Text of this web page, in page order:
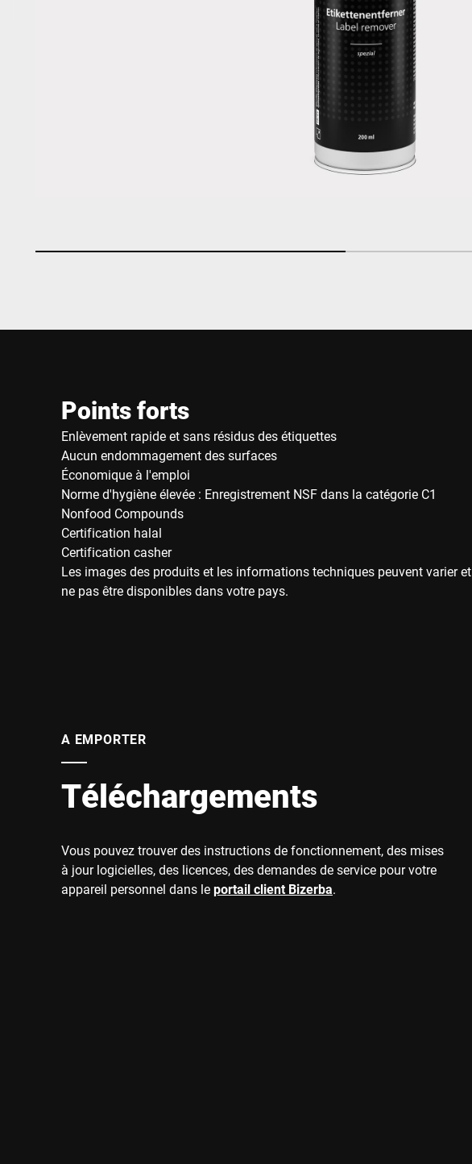
Points forts
Enlèvement rapide et sans résidus des étiquettes
Aucun endommagement des surfaces
Économique à l'emploi
Norme d'hygiène élevée : Enregistrement NSF dans la catégorie C1
Nonfood Compounds
Certification halal
Certification casher
Les images des produits et les informations techniques peuvent varier et
ne pas être disponibles dans votre pays.
A EMPORTER
Téléchargements
Vous pouvez trouver des instructions de fonctionnement, des mises
à jour logicielles, des licences, des demandes de service pour votre
appareil personnel dans leportail client Bizerba.